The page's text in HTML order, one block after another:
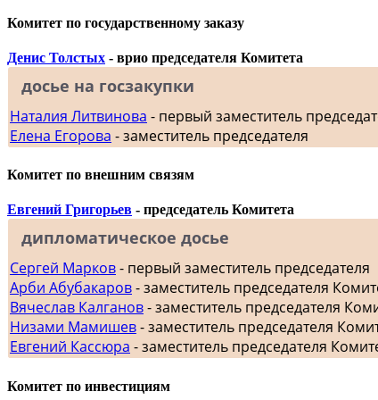
Комитет по государственному заказу
Денис Толстых - врио председателя Комитета
досье на госзакупки
Наталия Литвинова - первый заместитель
Елена Егорова - заместитель председателя
Комитет по внешним связям
Евгений Григорьев - председатель Комитета
дипломатическое досье
Сергей Марков- первый заместитель председателя
Арби Абубакаров- заместитель председателя
Вячеслав Калганов- заместитель председателя
Низами Мамишев- заместитель председателя
Евгений Кассюра - заместитель председателя
Комитет по инвестициям